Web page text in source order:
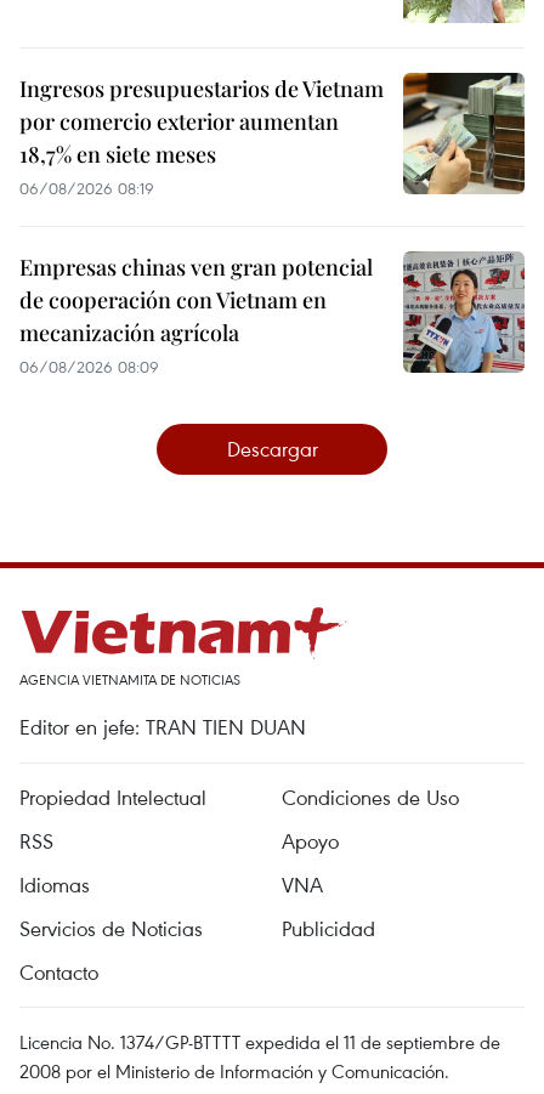
Ingresos presupuestarios de Vietnam
por comercio exterior aumentan
18,7% en siete meses
06/08/2026 08:19
Empresas chinas ven gran potencial
de cooperación con Vietnam en
mecanización agrícola
06/08/2026 08:09
Descargar
AGENCIA VIETNAMITA DE NOTICIAS
Editor en jefe: TRAN TIEN DUAN
Propiedad Intelectual
Condiciones de Uso
RSS
Apoyo
Idiomas
VNA
Servicios de Noticias
Publicidad
Contacto
Licencia No. 1374/GP-BTTTT expedida el 11 de septiembre de
2008 por el Ministerio de Información y Comunicación.